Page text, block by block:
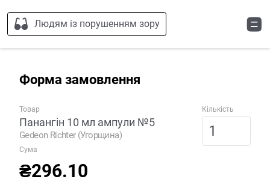
Людям із порушенням зору
Форма замовлення
Товар
Панангін 10 мл ампули №5
Gedeon Richter (Угорщина)
Кількість
Сума
₴296.10